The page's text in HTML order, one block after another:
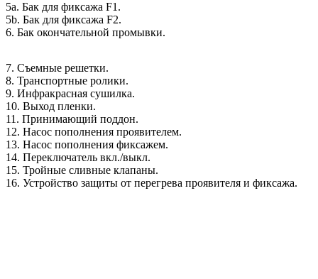
5a. Бак для фиксажа F1.
5b. Бак для фиксажа F2.
6. Бак окончательной промывки.
7. Съемные решетки.
8. Транспортные ролики.
9. Инфракрасная сушилка.
10. Выход пленки.
11. Принимающий поддон.
12. Насос пополнения проявителем.
13. Насос пополнения фиксажем.
14. Переключатель вкл./выкл.
15. Тройные сливные клапаны.
16. Устройство защиты от перегрева проявителя и фиксажа.